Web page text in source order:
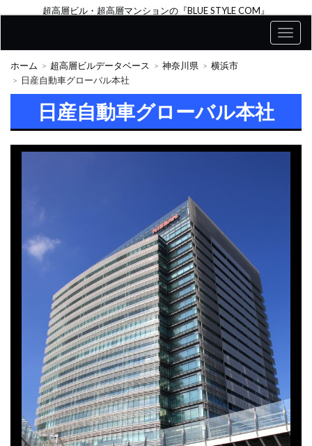
超高層ビル・超高層マンションの『BLUE STYLE COM』
ホーム 超高層ビルデータベース 神奈川県
横浜市
日産自動車グローバル本社
日産自動車グローバル本社